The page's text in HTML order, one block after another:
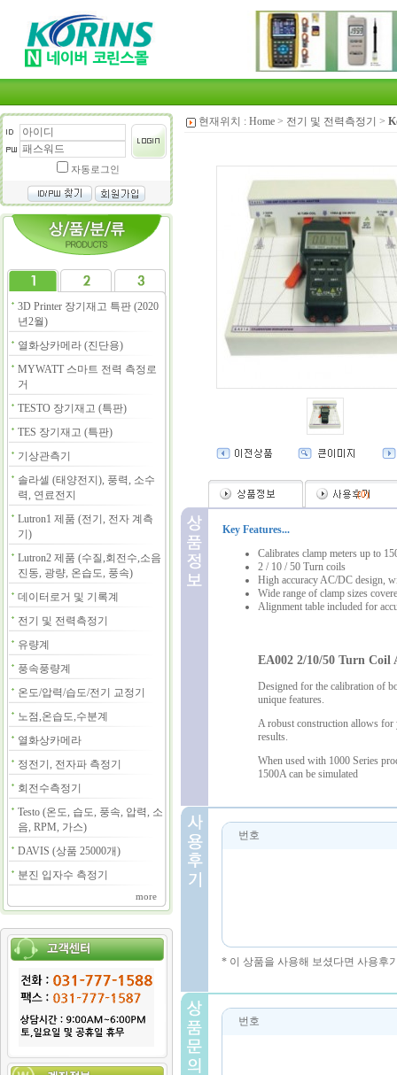
자동로그인
3D Printer 장기재고 특판 (2020
년2월)
열화상카메라 (진단용)
MYWATT 스마트 전력 측정로
거
TESTO 장기재고 (특판)
TES 장기재고 (특판)
기상관측기
솔라셀 (태양전지), 풍력, 소수
력, 연료전지
Lutron1 제품 (전기, 전자 계측
기)
Lutron2 제품 (수질,회전수,소음
진동, 광량, 온습도, 풍속)
데이터로거 및 기록계
전기 및 전력측정기
유량계
풍속풍량계
온도/압력/습도/전기 교정기
노점,온습도,수분계
열화상카메라
정전기, 전자파 측정기
회전수측정기
Testo (온도, 습도, 풍속, 압력, 소
음, RPM, 가스)
DAVIS (상품 25000개)
분진 입자수 측정기
more
현재위치 : Home > 전기 및 전력측정기 >
(0)
Key Features...
Calibrates clamp meters up to
2 / 10 / 50 Turn coils
High accuracy AC/DC design,
Wide range of clamp sizes
Alignment table included for
EA002 2/10/50 Turn Coil
Designed for the calibration of
unique features.
A robust construction allows for
results.
When used with 1000 Series
1500A can be simulated
번호
* 이 상품을 사용해 보셨다면 사용후
번호